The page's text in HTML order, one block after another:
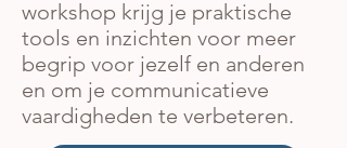
workshop krijg je praktische
tools en inzichten voor meer
begrip voor jezelf en anderen
en om je communicatieve
vaardigheden te verbeteren.